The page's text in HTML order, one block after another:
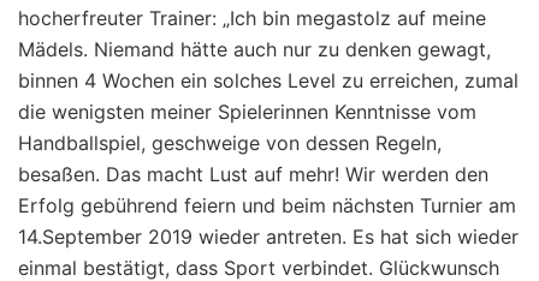
hocherfreuter Trainer: „Ich bin megastolz auf meine
Mädels. Niemand hätte auch nur zu denken gewagt,
binnen 4 Wochen ein solches Level zu erreichen, zumal
die wenigsten meiner Spielerinnen Kenntnisse vom
Handballspiel, geschweige von dessen Regeln,
besaßen. Das macht Lust auf mehr! Wir werden den
Erfolg gebührend feiern und beim nächsten Turnier am
14.September 2019 wieder antreten. Es hat sich wieder
einmal bestätigt, dass Sport verbindet. Glückwunsch